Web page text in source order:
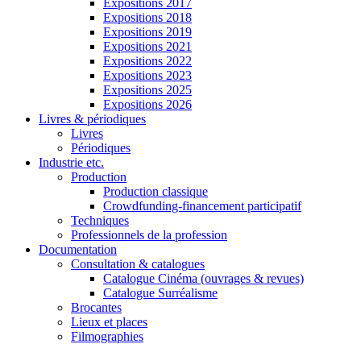
Expositions 2017
Expositions 2018
Expositions 2019
Expositions 2021
Expositions 2022
Expositions 2023
Expositions 2025
Expositions 2026
Livres & périodiques
Livres
Périodiques
Industrie etc.
Production
Production classique
Crowdfunding-financement participatif
Techniques
Professionnels de la profession
Documentation
Consultation & catalogues
Catalogue Cinéma (ouvrages & revues)
Catalogue Surréalisme
Brocantes
Lieux et places
Filmographies